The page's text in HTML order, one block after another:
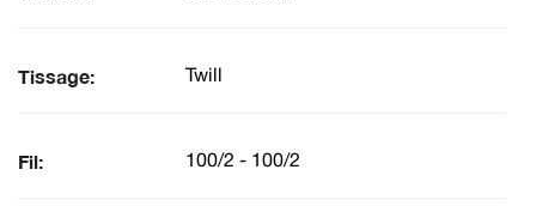
Tissage: Twill
Fil: 100/2 - 100/2